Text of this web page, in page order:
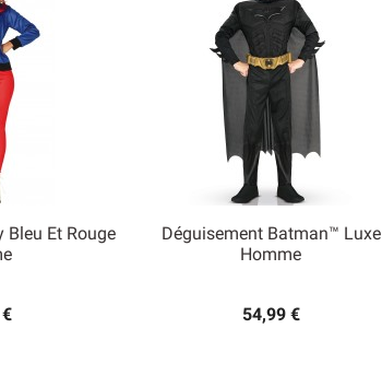
Bleu Et Rouge
Déguisement Batman™ Luxe
Homme
54,99 €
Aperçu rapide